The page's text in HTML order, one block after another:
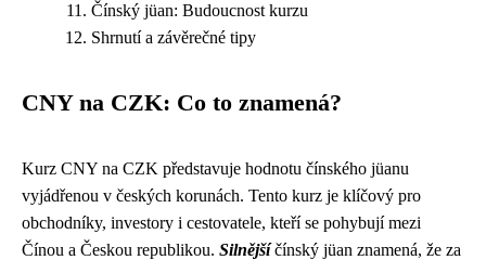
Čínský jüan: Budoucnost kurzu
Shrnutí a závěrečné tipy
CNY na CZK: Co to znamená?
Kurz CNY na CZK představuje hodnotu čínského jüanu
vyjádřenou v českých korunách. Tento kurz je klíčový pro
obchodníky, investory i cestovatele, kteří se pohybují mezi
Čínou a Českou republikou. Silnějšíčínský jüan znamená, že za